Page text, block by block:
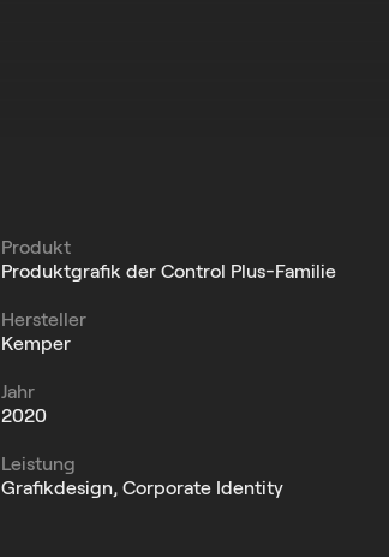
Produkt
Produktgrafik der Control Plus-Familie
Hersteller
Kemper
Jahr
2020
Leistung
Grafikdesign, Corporate Identity